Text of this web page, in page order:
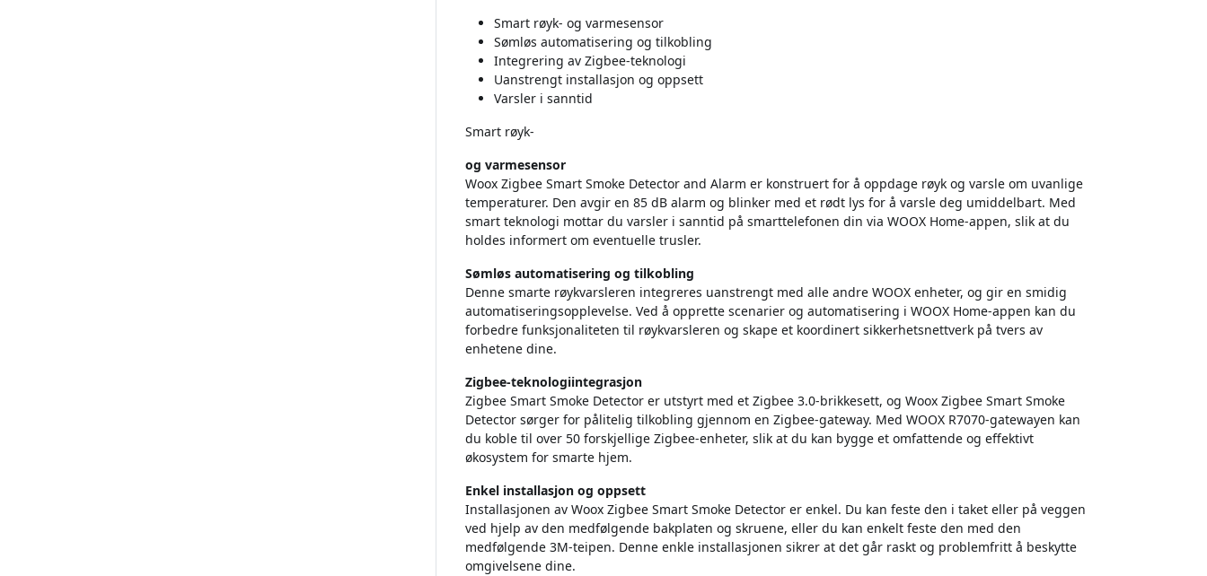
Smart røyk- og varmesensor
Sømløs automatisering og tilkobling
Integrering av Zigbee-teknologi
Uanstrengt installasjon og oppsett
Varsler i sanntid
Smart røyk-
og varmesensor
Woox Zigbee Smart Smoke Detector and Alarm er konstruert for å oppdage røyk og varsle om uvanlige
temperaturer. Den avgir en 85 dB alarm og blinker med et rødt lys for å varsle deg umiddelbart. Med
smart teknologi mottar du varsler i sanntid på smarttelefonen din via WOOX Home-appen, slik at du
holdes informert om eventuelle trusler.
Sømløs automatisering og tilkobling
Denne smarte røykvarsleren integreres uanstrengt med alle andre WOOX enheter, og gir en smidig
automatiseringsopplevelse. Ved å opprette scenarier og automatisering i WOOX Home-appen kan du
forbedre funksjonaliteten til røykvarsleren og skape et koordinert sikkerhetsnettverk på tvers av
enhetene dine.
Zigbee-teknologiintegrasjon
Zigbee Smart Smoke Detector er utstyrt med et Zigbee 3.0-brikkesett, og Woox Zigbee Smart Smoke
Detector sørger for pålitelig tilkobling gjennom en Zigbee-gateway. Med WOOX R7070-gatewayen kan
du koble til over 50 forskjellige Zigbee-enheter, slik at du kan bygge et omfattende og effektivt
økosystem for smarte hjem.
Enkel installasjon og oppsett
Installasjonen av Woox Zigbee Smart Smoke Detector er enkel. Du kan feste den i taket eller på veggen
ved hjelp av den medfølgende bakplaten og skruene, eller du kan enkelt feste den med den
medfølgende 3M-teipen. Denne enkle installasjonen sikrer at det går raskt og problemfritt å beskytte
omgivelsene dine.